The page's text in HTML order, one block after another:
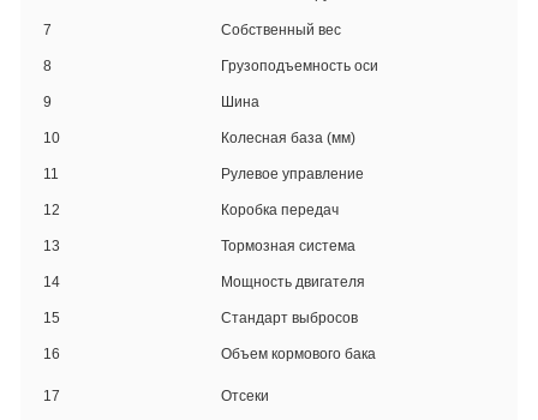
7 Собственный вес
8 Грузоподъемность оси
9 Шина
10 Колесная база (мм)
11 Рулевое управление
12 Коробка передач
13 Тормозная система
14 Мощность двигателя
15 Стандарт выбросов
16 Объем кормового бака
17 Отсеки